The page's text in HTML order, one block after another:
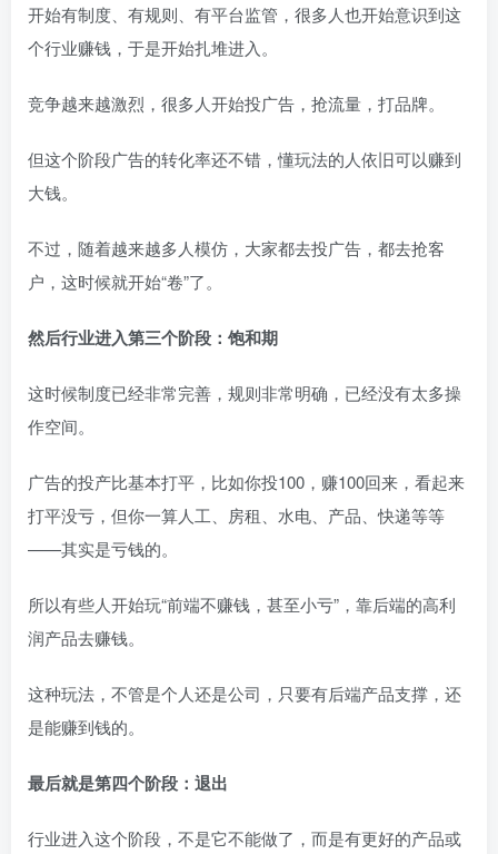
开始有制度、有规则、有平台监管，很多人也开始意识到这
个行业赚钱，于是开始扎堆进入。
竞争越来越激烈，很多人开始投广告，抢流量，打品牌。
但这个阶段广告的转化率还不错，懂玩法的人依旧可以赚到
大钱。
不过，随着越来越多人模仿，大家都去投广告，都去抢客
户，这时候就开始“卷”了。
然后行业进入第三个阶段：饱和期
这时候制度已经非常完善，规则非常明确，已经没有太多操
作空间。
广告的投产比基本打平，比如你投100，赚100回来，看起来
打平没亏，但你一算人工、房租、水电、产品、快递等等
——其实是亏钱的。
所以有些人开始玩“前端不赚钱，甚至小亏”，靠后端的高利
润产品去赚钱。
这种玩法，不管是个人还是公司，只要有后端产品支撑，还
是能赚到钱的。
最后就是第四个阶段：退出
行业进入这个阶段，不是它不能做了，而是有更好的产品或